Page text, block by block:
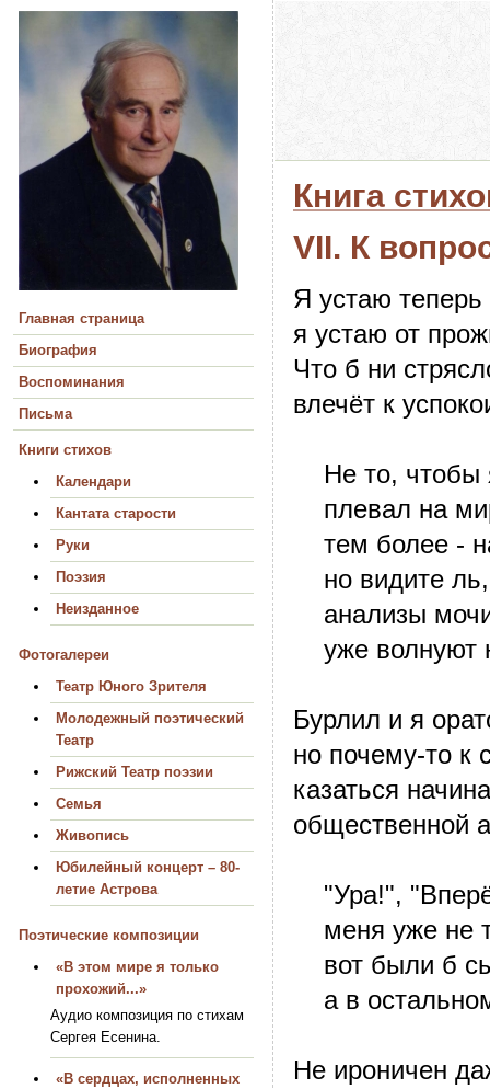
Главная страница
Биография
Воспоминания
Письма
Книги стихов
Календари
Кантата старости
Руки
Поэзия
Неизданное
Фотогалереи
Театр Юного Зрителя
Молодежный поэтический
Театр
Рижский Театр поэзии
Семья
Живопись
Юбилейный концерт – 80-
летие Астрова
Поэтические композиции
«В этом мире я только
прохожий...»
Аудио композиция по стихам
Сергея Есенина.
«В сердцах, исполненных
Книга
VII. К
Я устаю
я устаю от
Что б ни
влечёт к
Не то, чтобы
плевал на
тем более -
но видите ль,
анализы
уже волнуют
Бурлил и я
но почему-то к
казаться
общественной
"Ура!",
меня уже не
вот были б
а в
Не ироничен